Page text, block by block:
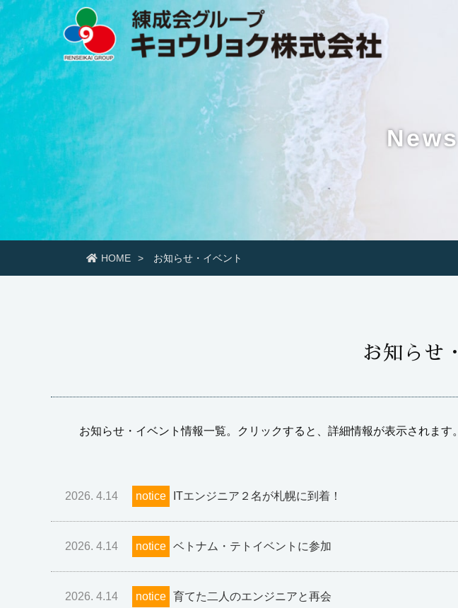
HOME お知らせ・イベント
お知らせ
お知らせ・イベント情報一覧。クリックすると、詳細情報が表示されます。
2026. 4.14 notice ITエンジニア２名が札幌に到着！
2026. 4.14 notice ベトナム・テトイベントに参加
2026. 4.14 notice 育てた二人のエンジニアと再会